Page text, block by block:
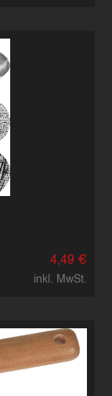
4,49 €
inkl. MwSt.